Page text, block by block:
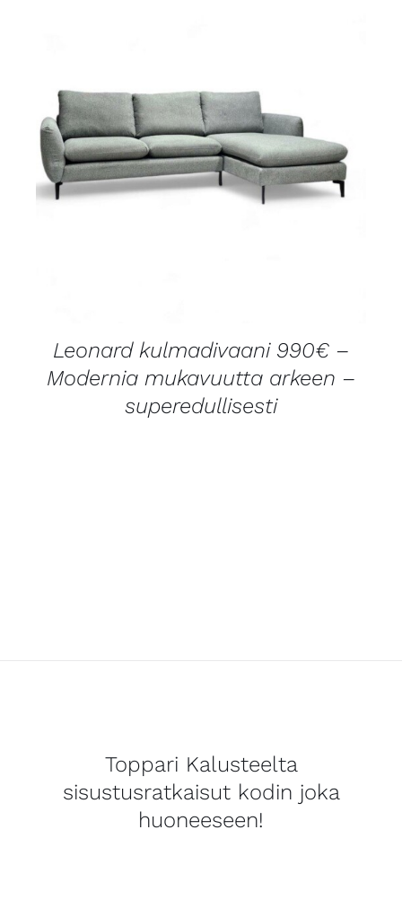
LISÄTIEDOT
Leonard kulmadivaani 990€ –
Modernia mukavuutta arkeen –
superedullisesti
Toppari Kalusteelta
sisustusratkaisut kodin joka
huoneeseen!